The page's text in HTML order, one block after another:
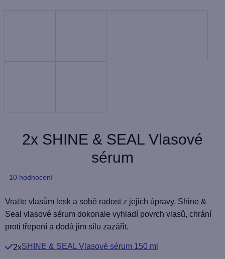
2x SHINE & SEAL Vlasové
sérum
Průměrné
produktu
je
5,0
5
10 hodnocení
Vraťte vlasům lesk a sobě radost z jejich úpravy. Shine &
Seal vlasové sérum dokonale vyhladí povrch vlasů, chrání
proti třepení a dodá jim sílu zazářit.
2xSHINE & SEAL Vlasové sérum 150 ml